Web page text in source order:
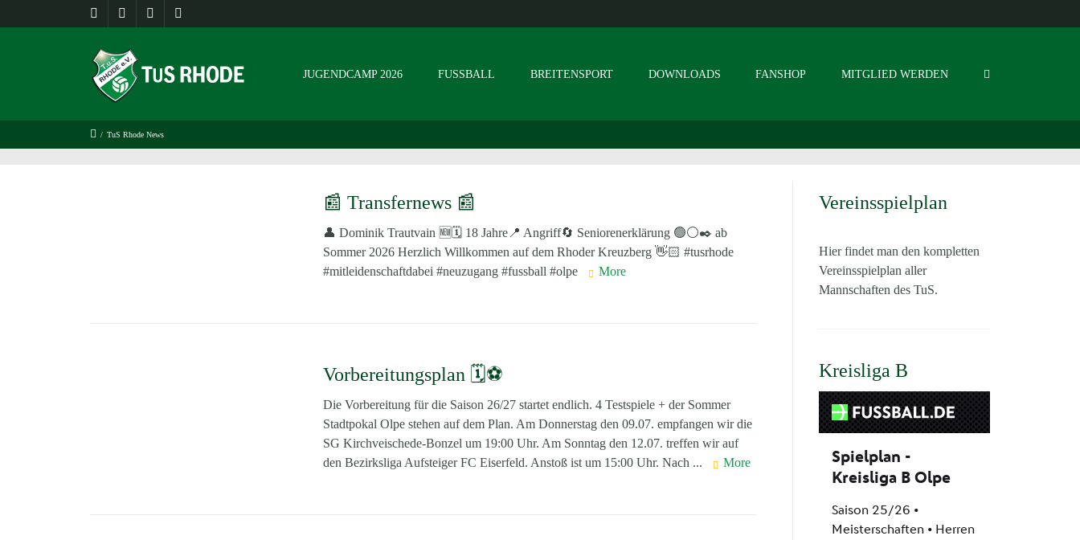
JUGENDCAMP 2026 FUSSBALL BREITENSPORT DOWNLOADS FANSHOP MITGLIED WERDEN
/ TuS Rhode News
📰 Transfernews 📰
👤 Dominik Trautvain 🆕️🗓️ 18 Jahre📍 Angriff🔄 Seniorenerklärung 🟢⚪✒️ ab
Sommer 2026 Herzlich Willkommen auf dem Rhoder Kreuzberg 👋🏻 #tusrhode
#mitleidenschaftdabei #neuzugang #fussball #olpe
More
Vorbereitungsplan 🗓️⚽
Die Vorbereitung für die Saison 26/27 startet endlich. 4 Testspiele + der Sommer
Stadtpokal Olpe stehen auf dem Plan. Am Donnerstag den 09.07. empfangen wir die
SG Kirchveischede-Bonzel um 19:00 Uhr. Am Sonntag den 12.07. treffen wir auf
den Bezirksliga Aufsteiger FC Eiserfeld. Anstoß ist um 15:00 Uhr. Nach ...
More
Vereinsspielplan
Hier findet man den kompletten
Vereinsspielplan aller
Mannschaften des TuS.
Kreisliga B